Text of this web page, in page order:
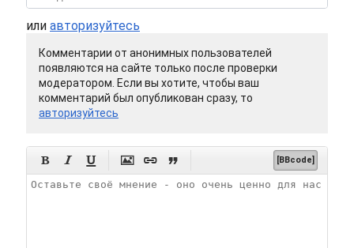
или авторизуйтесь
Комментарии от анонимных пользователей
появляются на сайте только после проверки
модератором. Если вы хотите, чтобы ваш
комментарий был опубликован сразу, то
авторизуйтесь
      [BBcode]